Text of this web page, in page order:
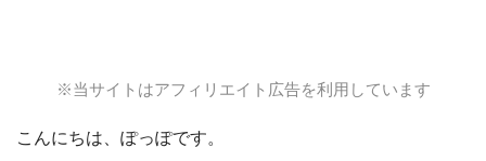
※当サイトはアフィリエイト広告を利用しています
こんにちは、ぽっぽです。